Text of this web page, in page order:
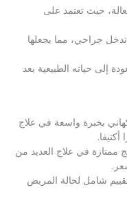
حيث تعتمد على
تدخل جراحي، مما يجعلها
إلى حياته الطبيعية بعد
بخبرة واسعة في علاج
ممتازة في علاج العديد من
شامل لحالة المريض